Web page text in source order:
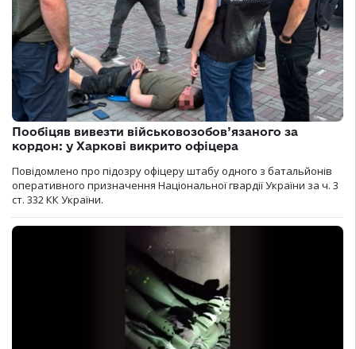
Пообіцяв вивезти військовозобов’язаного за
кордон: у Харкові викрито офіцера
Повідомлено про підозру офіцеру штабу одного з батальйонів
оперативного призначення Національної гвардії України за ч. 3
ст. 332 КК України.